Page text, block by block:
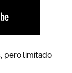
pero limitado